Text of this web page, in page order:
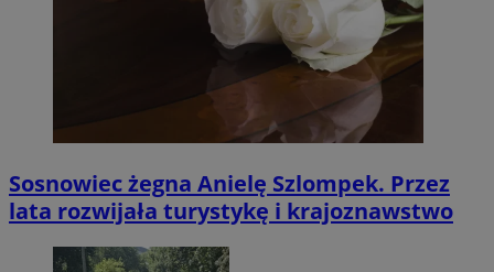
Sosnowiec żegna Anielę Szlompek. Przez
lata rozwijała turystykę i krajoznawstwo